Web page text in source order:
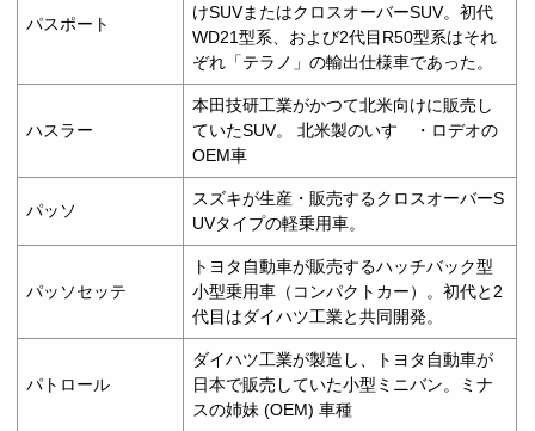
パスポート
けSUVまたはクロスオーバーSUV。初代
WD21型系、および2代目R50型系はそれ
ぞれ「テラノ」の輸出仕様車であった。
ハスラー
本田技研工業がかつて北米向けに販売し
ていたSUV。 北米製のいすゞ・ロデオの
OEM車
パッソ
スズキが生産・販売するクロスオーバーS
UVタイプの軽乗用車。
パッソセッテ
トヨタ自動車が販売するハッチバック型
小型乗用車（コンパクトカー）。初代と2
代目はダイハツ工業と共同開発。
パトロール
ダイハツ工業が製造し、トヨタ自動車が
日本で販売していた小型ミニバン。ミナ
スの姉妹 (OEM) 車種